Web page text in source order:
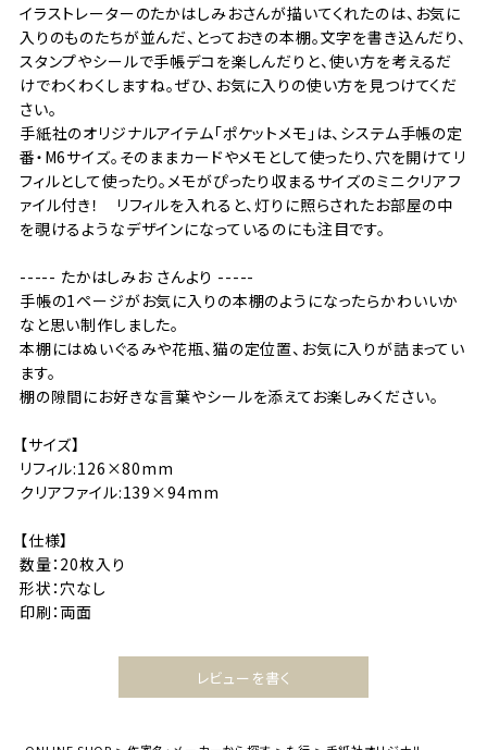
イラストレーターのたかはしみおさんが描いてくれたのは、お気に
入りのものたちが並んだ、とっておきの本棚。文字を書き込んだり、
スタンプやシールで手帳デコを楽しんだりと、使い方を考えるだ
けでわくわくしますね。ぜひ、お気に入りの使い方を見つけてくだ
さい。
手紙社のオリジナルアイテム「ポケットメモ」は、システム手帳の定
番・M6サイズ。そのままカードやメモとして使ったり、穴を開けてリ
フィルとして使ったり。メモがぴったり収まるサイズのミニクリアフ
ァイル付き！ リフィルを入れると、灯りに照らされたお部屋の中
を覗けるようなデザインになっているのにも注目です。
----- たかはしみお さんより -----
手帳の1ページがお気に入りの本棚のようになったらかわいいか
なと思い制作しました。
本棚にはぬいぐるみや花瓶、猫の定位置、お気に入りが詰まってい
ます。
棚の隙間にお好きな言葉やシールを添えてお楽しみください。
【サイズ】
リフィル:126×80mm
クリアファイル:139×94mm
【仕様】
数量：20枚入り
形状：穴なし
印刷：両面
レビューを書く